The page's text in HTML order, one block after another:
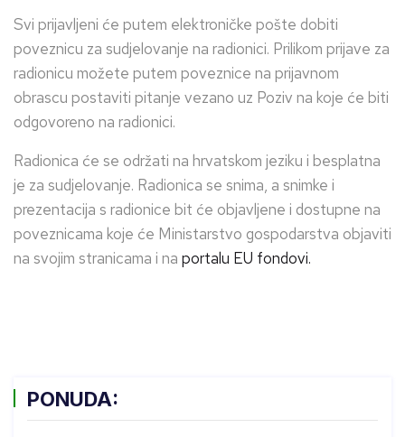
Svi prijavljeni će putem elektroničke pošte dobiti
poveznicu za sudjelovanje na radionici. Prilikom prijave za
radionicu možete putem poveznice na prijavnom
obrascu postaviti pitanje vezano uz Poziv na koje će biti
odgovoreno na radionici.
Radionica će se održati na hrvatskom jeziku i besplatna
je za sudjelovanje. Radionica se snima, a snimke i
prezentacija s radionice bit će objavljene i dostupne na
poveznicama koje će Ministarstvo gospodarstva objaviti
na svojim stranicama i na portalu EU fondovi.
PONUDA: